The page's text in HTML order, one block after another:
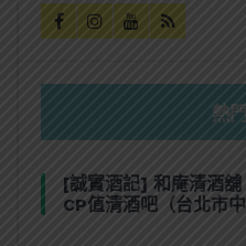
熱
[誠實酒記] 和庵清酒
CP值清酒吧（台北市中